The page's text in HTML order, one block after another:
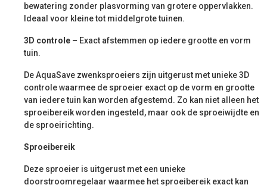
bewatering zonder plasvorming van grotere oppervlakken.
Ideaal voor kleine tot middelgrote tuinen.
3D controle – Exact afstemmen op iedere grootte en vorm
tuin.
De AquaSave zwenksproeiers zijn uitgerust met unieke 3D
controle waarmee de sproeier exact op de vorm en grootte
van iedere tuin kan worden afgestemd. Zo kan niet alleen het
sproeibereik worden ingesteld, maar ook de sproeiwijdte en
de sproeirichting.
Sproeibereik
Deze sproeier is uitgerust met een unieke
doorstroomregelaar waarmee het sproeibereik exact kan